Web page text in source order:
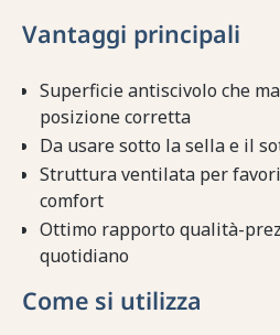
Vantaggi principali
Superficie antiscivolo che
posizione corretta
Da usare sotto la sella e il
Struttura ventilata per
comfort
Ottimo rapporto qualità-
quotidiano
Come si utilizza